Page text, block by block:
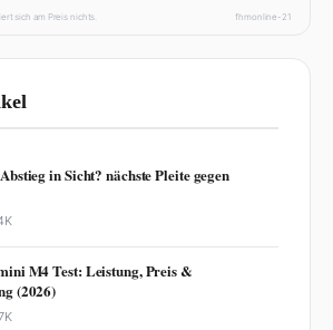
sich am Preis nichts. fhmonline-21
in Sicht? nächste Pleite gegen
M4 Test: Leistung, Preis &
(2026)